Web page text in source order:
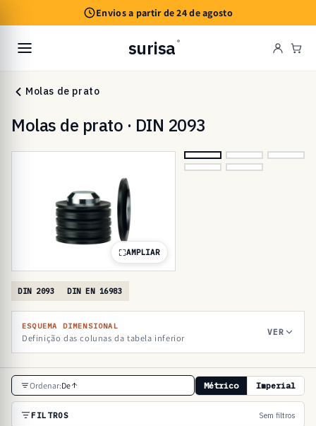
conteúdo
Envios a partir de 24 de agosto
surisa ®
Molas de prato
Molas de prato · DIN 2093
AMPLIAR
DIN 2093 DIN EN 16983
ESQUEMA DIMENSIONAL
Definição das colunas da tabela inferior
VER
T
a
Ordenar:De Métrico Imperial
FILTROS Sem filtros